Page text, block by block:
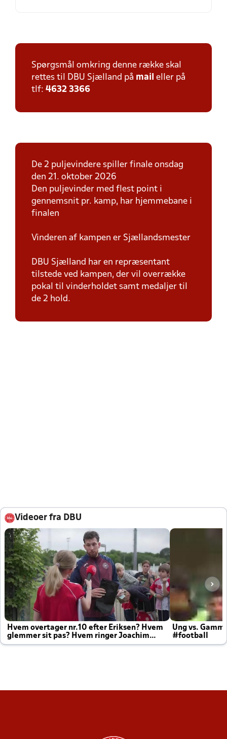
Spørgsmål omkring denne række skal
rettes til DBU Sjælland på mail eller på
tlf: 4632 3366
De 2 puljevindere spiller finale onsdag
den 21. oktober 2026
Den puljevinder med flest point i
gennemsnit pr. kamp, har hjemmebane i
finalen
Vinderen af kampen er Sjællandsmester
DBU Sjælland har en repræsentant
tilstede ved kampen, der vil overrække
pokal til vinderholdet samt medaljer til
de 2 hold.
Videoer fra DBU
Hvem overtager nr.10 efter Eriksen? Hvem
glemmer sit pas? Hvem ringer Joachim
altid til efter kampe?
Ung vs.
#football